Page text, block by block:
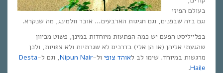
בעולם הפיזי
וגם בזה שבפנים, וגם חגיגות הארבעים… אובר וולמינג, מה שנקרא.
בפלייליסט הפעם יש כמה הפתעות מיוחדות במינן, פשוט מכיוון
שהגעתי אליהן (או הן אלי) בדרכים לא שגרתיות ולא צפויות, ולכן
מרגשות במיוחד. שימו לב לאוהד צופי ול-Nipun Nair, וגם ל-Desta
Haile
.